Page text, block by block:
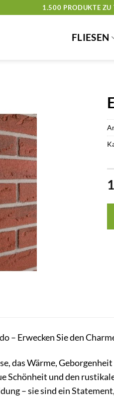
1.500 PRODUKTE ZU
FLIESEN
– Erwecken Sie den
das Wärme,
Schönheit und den
– sie sind ein